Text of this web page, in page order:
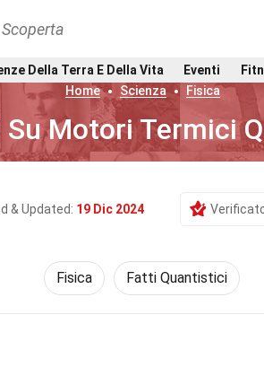
Della Terra E Della Vita Eventi
Home
Scienza Fisica
Su Motori Termici
& Updated: 19 Dic 2024
Fisica Fatti Quantistici